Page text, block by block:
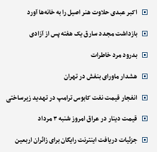
اکبر عبدی حلاوت هنر اصیل را به خانه‌ها آورد
بازداشت مجدد سارق یک هفته پس از آزادی
بدرود مرد خاطرات
هشدار ماورای بنفش در تهران
انفجار قیمت نفت کابوس ترامپ در تهدید زیرساختی
قیمت دینار در عراق امروز شنبه ۳ مرداد
جزئیات دریافت اینترنت رایگان برای زائران اربعین